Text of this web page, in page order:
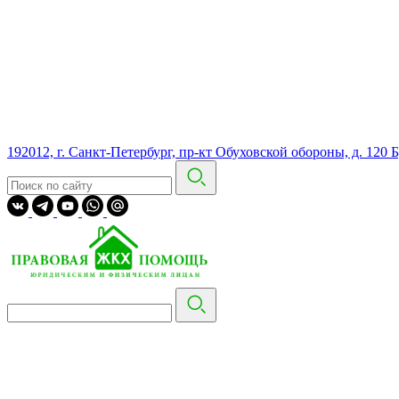
192012, г. Санкт-Петербург, пр-кт Обуховской обороны, д. 120